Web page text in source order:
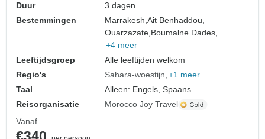
Duur
3 dagen
Bestemmingen
Marrakesh,Ait Benhaddou,
Ouarzazate,Boumalne Dades,
+4 meer
Leeftijdsgroep
Alle leeftijden welkom
Regio's
Sahara-woestijn +1 meer
Taal
Alleen: Engels, Spaans
Reisorganisatie
Morocco Joy Travel
Vanaf